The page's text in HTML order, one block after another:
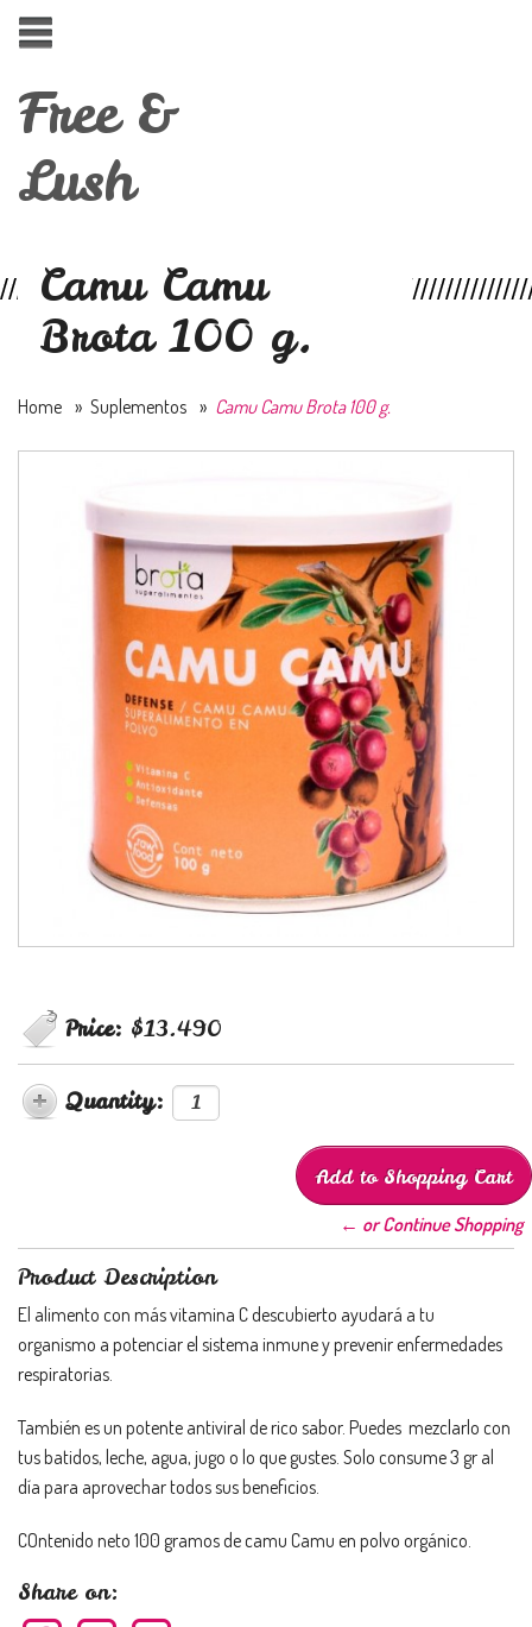
Free &
Lush
Camu Camu
Brota 100 g.
Home » Suplementos » Camu Camu Brota 100 g.
Price: $13.490
Quantity:
← or Continue Shopping
Product Description
El alimento con más vitamina C descubierto ayudará a tu
organismo a potenciar el sistema inmune y prevenir enfermedades
respiratorias.
También es un potente antiviral de rico sabor. Puedes mezclarlo con
tus batidos, leche, agua, jugo o lo que gustes. Solo consume 3 gr al
día para aprovechar todos sus beneficios.
COntenido neto 100 gramos de camu Camu en polvo orgánico.
Share on: